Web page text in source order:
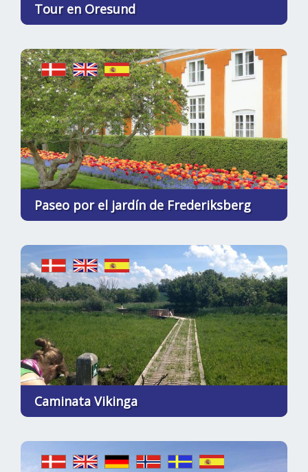
Tour en Oresund
Paseo por el jardín de Frederiksberg
Caminata Vikinga